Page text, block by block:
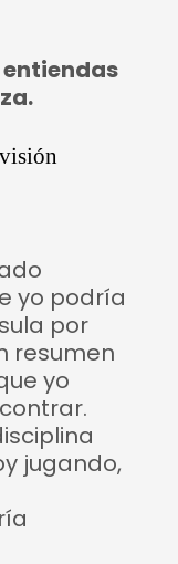
entiendas
yo podría
por
resumen
yo
jugando,